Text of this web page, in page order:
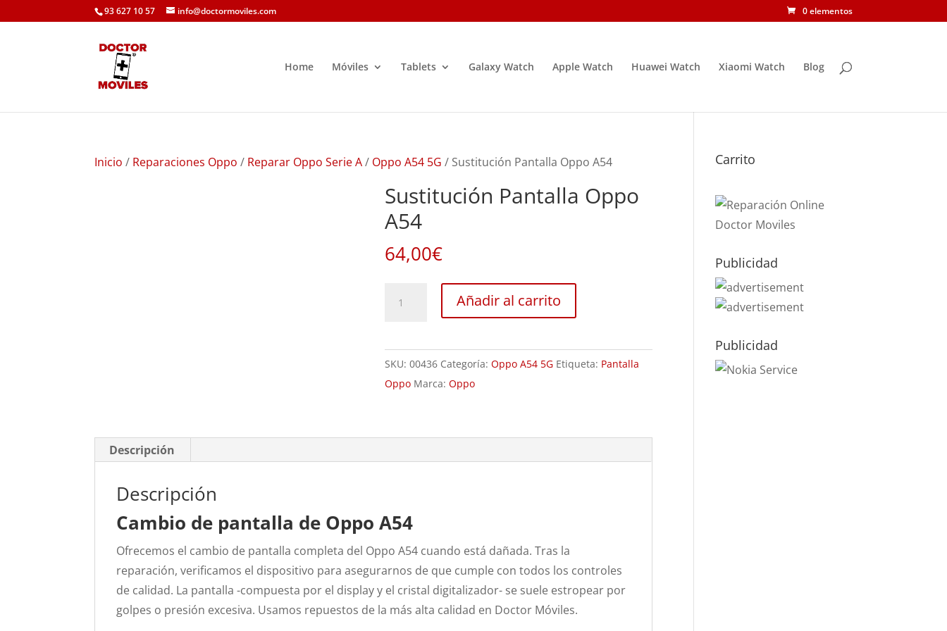
93 627 10 57 info@doctormoviles.com 0 elementos
Home Móviles Tablets Galaxy Watch Apple Watch Huawei Watch Xiaomi Watch Blog
Inicio / Reparaciones Oppo / Reparar Oppo Serie A/ Oppo A54 5G / Sustitución Pantalla Oppo A54
Sustitución Pantalla Oppo
A54
64,00€
A54
cantidad
Añadir al carrito
SKU:00436 Categoría:Oppo A54 5G Etiqueta: Pantalla
Oppo Marca:Oppo
Descripción
Descripción
Cambio de pantalla de Oppo A54
Ofrecemos el cambio de pantalla completa del Oppo A54 cuando está dañada. Tras la
reparación, verificamos el dispositivo para asegurarnos de que cumple con todos los controles
de calidad. La pantalla -compuesta por el display y el cristal digitalizador- se suele estropear por
golpes o presión excesiva. Usamos repuestos de la más alta calidad en Doctor Móviles.
Carrito
Publicidad
Publicidad